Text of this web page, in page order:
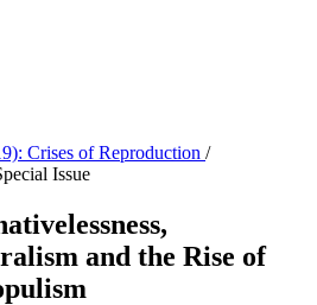
Crises of Reproduction /
Issue
and the Rise of